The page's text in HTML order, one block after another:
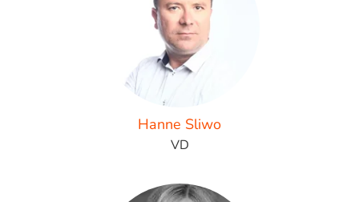
Hanne Sliwo
VD